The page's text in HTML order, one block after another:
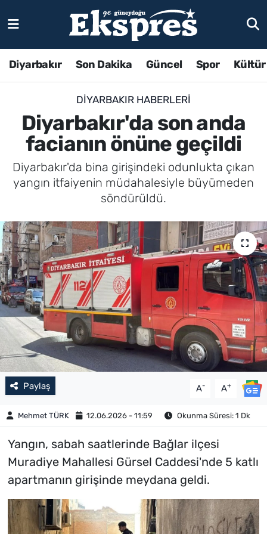
Diyarbakır Son Dakika Güncel Spor
DIYARBAKIR HABERLERI
Diyarbakır'da son anda
facianın önüne geçildi
Diyarbakır'da bina girişindeki odunlukta çıkan
yangın itfaiyenin müdahalesiyle büyümeden
söndürüldü.
Paylaş A- A+
Mehmet TÜRK 12.06.2026 - 11:59 Okunma Süresi: 1 Dk
Yangın, sabah saatlerinde Bağlar ilçesi
Muradiye Mahallesi Gürsel Caddesi'nde 5 katlı
apartmanın girişinde meydana geldi.